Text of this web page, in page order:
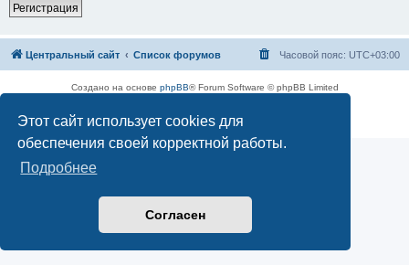
Этот сайт использует cookies для
обеспечения своей корректной работы.
Подробнее
Согласен
Регистрация
Центральный сайт Список форумов Часовой пояс: UTC+03:00
Создано на основе phpBB® Forum Software © phpBB Limited
Конфиденциальность|Правила